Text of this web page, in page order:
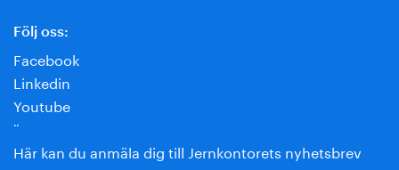
Följ oss:
Facebook
Linkedin
Youtube
¨
Här kan du anmäla dig till Jernkontorets nyhetsbrev